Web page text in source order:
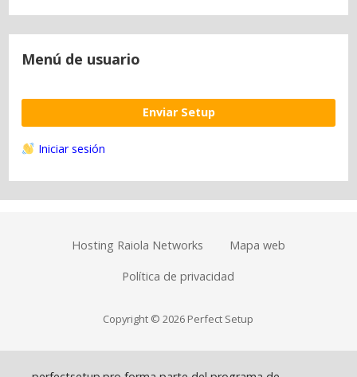
Menú de usuario
Enviar Setup
Iniciar sesión
Hosting Raiola Networks Mapa web
Política de privacidad
Copyright © 2026 Perfect Setup